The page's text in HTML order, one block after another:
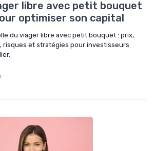
libre avec petit bouquet
optimiser son capital
du viager libre avec petit bouquet : prix,
risques et stratégies pour investisseurs